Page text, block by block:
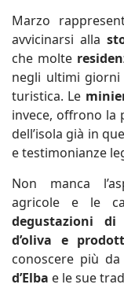
Marzo
avvicinarsi alla
che molte
negli ultimi giorni
turistica. Le
invece, offrono la
dell’isola già in
e testimonianze
Non manca
agricole e le
degustazioni
d’oliva e
conoscere più da
d’Elba e le sue